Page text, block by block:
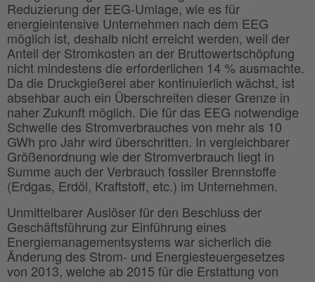
Reduzierung der EEG-Umlage, wie es für
energieintensive Unternehmen nach dem EEG
möglich ist, deshalb nicht erreicht werden, weil der
Anteil der Stromkosten an der Bruttowertschöpfung
nicht mindestens die erforderlichen 14 % ausmachte.
Da die Druckgießerei aber kontinuierlich wächst, ist
absehbar auch ein Überschreiten dieser Grenze in
naher Zukunft möglich. Die für das EEG notwendige
Schwelle des Stromverbrauches von mehr als 10
GWh pro Jahr wird überschritten. In vergleichbarer
Größenordnung wie der Stromverbrauch liegt in
Summe auch der Verbrauch fossiler Brennstoffe
(Erdgas, Erdöl, Kraftstoff, etc.) im Unternehmen.
Unmittelbarer Auslöser für den Beschluss der
Geschäftsführung zur Einführung eines
Energiemanagementsystems war sicherlich die
Änderung des Strom- und Energiesteuergesetzes
von 2013, welche ab 2015 für die Erstattung von